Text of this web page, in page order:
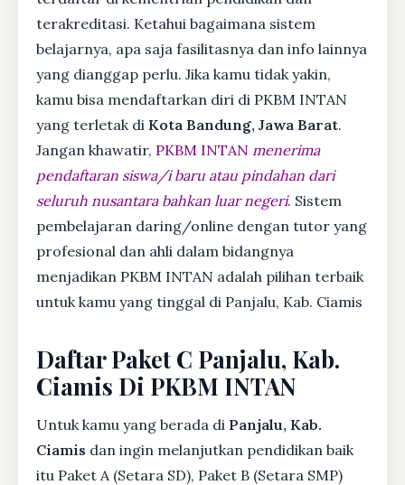
terakreditasi. Ketahui bagaimana sistem
belajarnya, apa saja fasilitasnya dan info lainnya
yang dianggap perlu. Jika kamu tidak yakin,
kamu bisa mendaftarkan diri di PKBM INTAN
yang terletak di Kota Bandung, Jawa Barat.
Jangan khawatir, PKBM INTAN menerima
pendaftaran siswa/i baru atau pindahan dari
seluruh nusantara bahkan luar negeri. Sistem
pembelajaran daring/online dengan tutor yang
profesional dan ahli dalam bidangnya
menjadikan PKBM INTAN adalah pilihan terbaik
untuk kamu yang tinggal di Panjalu, Kab. Ciamis
Daftar Paket C Panjalu, Kab.
Ciamis Di PKBM INTAN
Untuk kamu yang berada di Panjalu, Kab.
Ciamis dan ingin melanjutkan pendidikan baik
itu Paket A (Setara SD), Paket B (Setara SMP)